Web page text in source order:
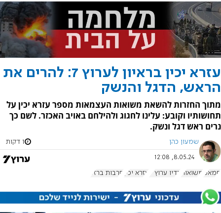
עזרא יכין בראיון לערוץ 7: להרים את
הראש, הדגל והנשק
מתוך החזרות להשאת משואות העצמאות מספר עזרא יכין על
תחושותיו וקובע: עלינו לחגוג ולהילחם באויב האכזר. לשם כך
נרים ראש דגל ונשק.
שמעון כהן 1 דקות
8.05.24, 12:08
חמאס משואות רדיו ערוץ 7 עזרא יכין חרבות ברזל